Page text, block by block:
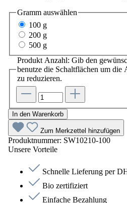
Gramm auswählen
100 g
200 g
500 g
Produkt Anzahl: Gib den
benutze die Schaltflächen um die
zu reduzieren.
In den Warenkorb
Zum Merkzettel hinzufügen
Produktnummer: SW10210-100
Unsere Vorteile
Schnelle Lieferung per
Bio zertifiziert
Einfache Bezahlung